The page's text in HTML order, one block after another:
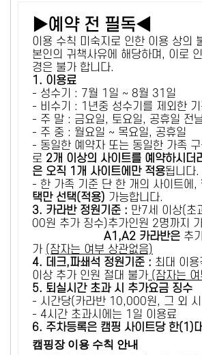
▶예약 전 필독◀
이용 수칙 미숙지로 인한 이용 상의
본인의 귀책사유에 해당하며, 이로
경은 불가 합니다.
1. 이용료
- 성수기 : 7월 1일 ~ 8월 31일
- 비수기 : 1년중 성수기를 제외한
- 주 말 : 금요일, 토요일, 공휴일 전
- 주 중 : 월요일 ~ 목요일, 공휴일
- 동일한 예약자 또는 동일한 가족
로 2개 이상의 사이트를 예약하시더
은 오직 1개 사이트에만 적용됩니다.
- 한 가족 기준 단 한 개의 사이트에,
택만 선택(적용) 가능합니다.
3. 카라반 정원기준 : 만7세 이상(초
00원 추가 징수)추가인원 2명까지
A1,A2 카라반은 추
가 (잠자는 여부 상관없음)
4. 데크,파쇄석 정원기준 : 최대 이
이상 추가 인원 절대 불가 (잠자는
5. 퇴실시간 초과 시 추가요금 징수
- 시간당(카라반 10,000원, 그 외
- 4시간 초과시에는 1일 이용료
6. 주차등록은 캠핑 사이트당 한(1)
캠핑장 이용 수칙 안내